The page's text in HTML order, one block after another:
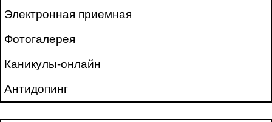
Электронная приемная
Фотогалерея
Каникулы-онлайн
Антидопинг